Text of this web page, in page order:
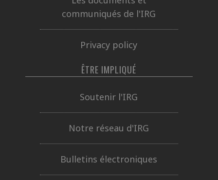
communiqués de l'IRG
Privacy policy
ÊTRE IMPLIQUÉ
Soutenir l'IRG
Notre réseau d'IRG
Bulletins électroniques